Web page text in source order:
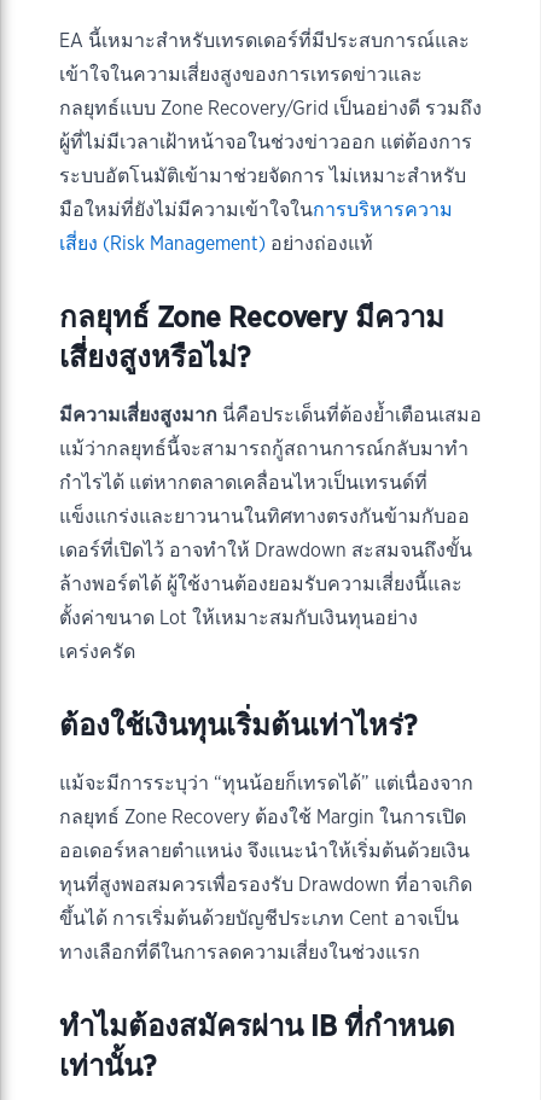
EA นี้เหมาะสำหรับเทรดเดอร์ที่มีประสบการณ์และ
เข้าใจในความเสี่ยงสูงของการเทรดข่าวและ
กลยุทธ์แบบ Zone Recovery/Grid เป็นอย่างดี รวมถึง
ผู้ที่ไม่มีเวลาเฝ้าหน้าจอในช่วงข่าวออก แต่ต้องการ
ระบบอัตโนมัติเข้ามาช่วยจัดการ ไม่เหมาะสำหรับ
มือใหม่ที่ยังไม่มีความเข้าใจในการบริหารความ
เสี่ยง (Risk Management) อย่างถ่องแท้
กลยุทธ์ Zone Recovery มีความ
เสี่ยงสูงหรือไม่?
มีความเสี่ยงสูงมาก นี่คือประเด็นที่ต้องย้ำเตือนเสมอ
แม้ว่ากลยุทธ์นี้จะสามารถกู้สถานการณ์กลับมาทำ
กำไรได้ แต่หากตลาดเคลื่อนไหวเป็นเทรนด์ที่
แข็งแกร่งและยาวนานในทิศทางตรงกันข้ามกับออ
เดอร์ที่เปิดไว้ อาจทำให้ Drawdown สะสมจนถึงขั้น
ล้างพอร์ตได้ ผู้ใช้งานต้องยอมรับความเสี่ยงนี้และ
ตั้งค่าขนาด Lot ให้เหมาะสมกับเงินทุนอย่าง
เคร่งครัด
ต้องใช้เงินทุนเริ่มต้นเท่าไหร่?
แม้จะมีการระบุว่า “ทุนน้อยก็เทรดได้” แต่เนื่องจาก
กลยุทธ์ Zone Recovery ต้องใช้ Margin ในการเปิด
ออเดอร์หลายตำแหน่ง จึงแนะนำให้เริ่มต้นด้วยเงิน
ทุนที่สูงพอสมควรเพื่อรองรับ Drawdown ที่อาจเกิด
ขึ้นได้ การเริ่มต้นด้วยบัญชีประเภท Cent อาจเป็น
ทางเลือกที่ดีในการลดความเสี่ยงในช่วงแรก
ทำไมต้องสมัครผ่าน IB ที่กำหนด
เท่านั้น?